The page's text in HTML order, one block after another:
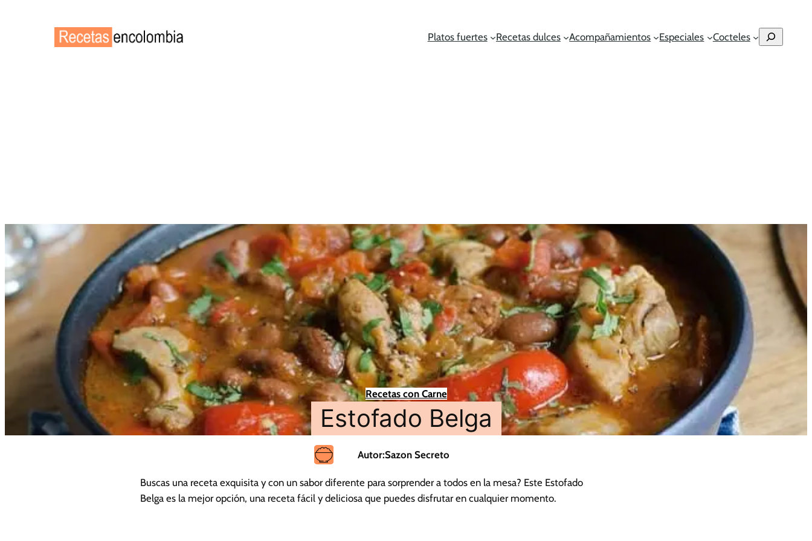
Platos fuertes Recetas dulces Acompañamientos Especiales Cocteles Buscar
Recetas con Carne
Estofado Belga
Autor:Sazon Secreto
Buscas una receta exquisita y con un sabor diferente para sorprender a todos en la mesa? Este Estofado
Belga es la mejor opción, una receta fácil y deliciosa que puedes disfrutar en cualquier momento.